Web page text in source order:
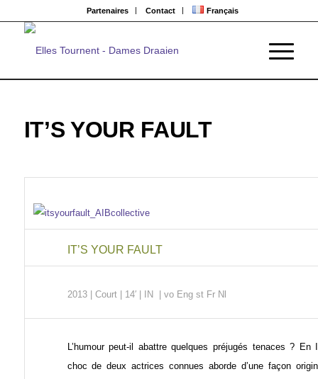
Partenaires Contact Français
IT’S YOUR FAULT
IT’S YOUR FAULT
2013 | Court | 14′ | IN | vo Eng st Fr Nl
L’humour peut-il abattre quelques préjugés tenaces ? En
choc de deux actrices connues aborde d’une façon